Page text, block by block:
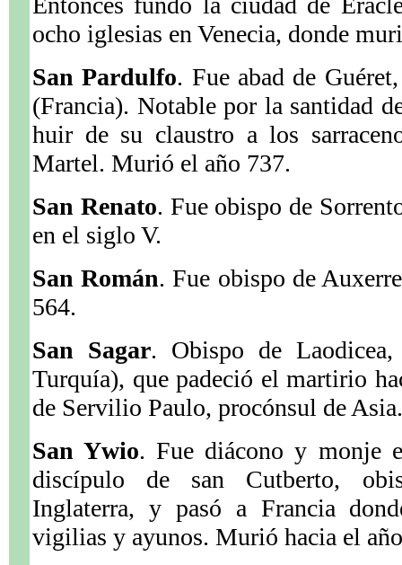
ocho iglesias en Venecia, donde
San Pardulfo. Fue abad de
(Francia). Notable por la santidad
huir de su claustro a los
Martel. Murió el año 737.
San Renato. Fue obispo de
en el siglo V.
San Román. Fue obispo de
564.
San Sagar. Obispo de
Turquía), que padeció el martirio
de Servilio Paulo, procónsul de Asia.
San Ywio. Fue diácono y monje
discípulo de san Cutberto,
Inglaterra, y pasó a Francia
vigilias y ayunos. Murió hacia el